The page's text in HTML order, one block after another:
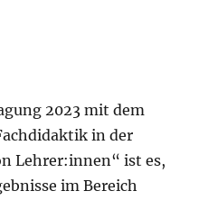
2023 mit dem
in der
Lehrer:innen“ ist es,
im Bereich